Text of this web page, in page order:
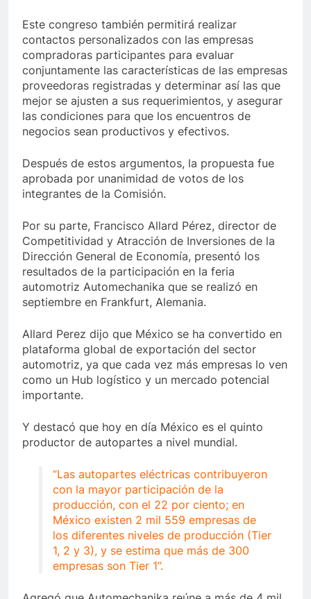
Este congreso también permitirá realizar
contactos personalizados con las empresas
compradoras participantes para evaluar
conjuntamente las características de las empresas
proveedoras registradas y determinar así las que
mejor se ajusten a sus requerimientos, y asegurar
las condiciones para que los encuentros de
negocios sean productivos y efectivos.
Después de estos argumentos, la propuesta fue
aprobada por unanimidad de votos de los
integrantes de la Comisión.
Por su parte, Francisco Allard Pérez, director de
Competitividad y Atracción de Inversiones de la
Dirección General de Economía, presentó los
resultados de la participación en la feria
automotriz Automechanika que se realizó en
septiembre en Frankfurt, Alemania.
Allard Perez dijo que México se ha convertido en
plataforma global de exportación del sector
automotriz, ya que cada vez más empresas lo ven
como un Hub logístico y un mercado potencial
importante.
Y destacó que hoy en día México es el quinto
productor de autopartes a nivel mundial.
“Las autopartes eléctricas contribuyeron
con la mayor participación de la
producción, con el 22 por ciento; en
México existen 2 mil 559 empresas de
los diferentes niveles de producción (Tier
1, 2 y 3), y se estima que más de 300
empresas son Tier 1”.